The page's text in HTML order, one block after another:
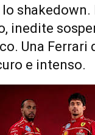
shakedown.
inedite
Una Ferrari
e intenso.